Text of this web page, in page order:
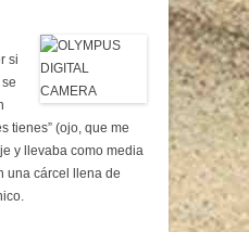
si
tienes” (ojo, que me
y llevaba como media
una cárcel llena de